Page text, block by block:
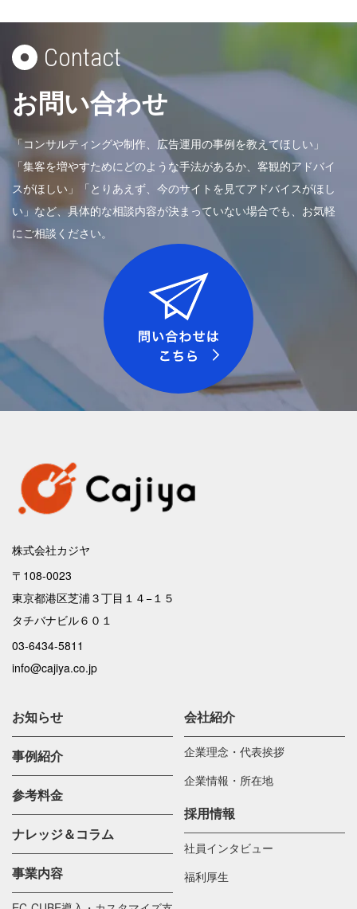
Contact
お問い合わせ
「コンサルティングや制作、広告運用の事例を教えてほしい」
「集客を増やすためにどのような手法があるか、客観的アドバイ
スがほしい」「とりあえず、今のサイトを見てアドバイスがほし
い」など、具体的な相談内容が決まっていない場合でも、お気軽
にご相談ください。
お知らせ
事例紹介
参考料金
ナレッジ＆コラム
事業内容
会社紹介
企業理念・代表挨拶
企業情報・所在地
採用情報
社員インタビュー
福利厚生
株式会社カジヤ
〒108-0023
東京都港区芝浦３丁目１４−１５
タチバナビル６０１
03-6434-5811
info@cajiya.co.jp